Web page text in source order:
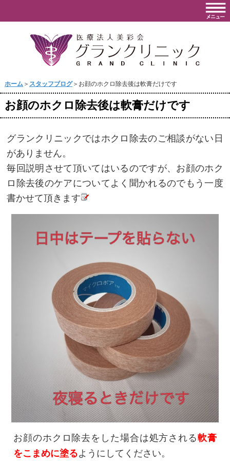
ホーム＞ スタッフブログ＞お顔のホクロ除去後は軟膏だけです
お顔のホクロ除去後は軟膏だけです
グランクリニックではホクロ除去のご相談がない日
がありません。
毎回説明させて頂いてはいるのですが、お顔のホク
ロ除去後のケアについてよく聞かれるのでもう一度
書かせて頂きます
お顔のホクロ除去をした場合は処方される軟膏
をこまめに塗るようにしてください。